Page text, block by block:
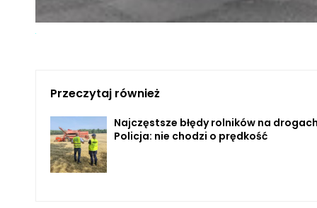
Przeczytaj również
Najczęstsze błędy rolników na
Policja: nie chodzi o prędkość